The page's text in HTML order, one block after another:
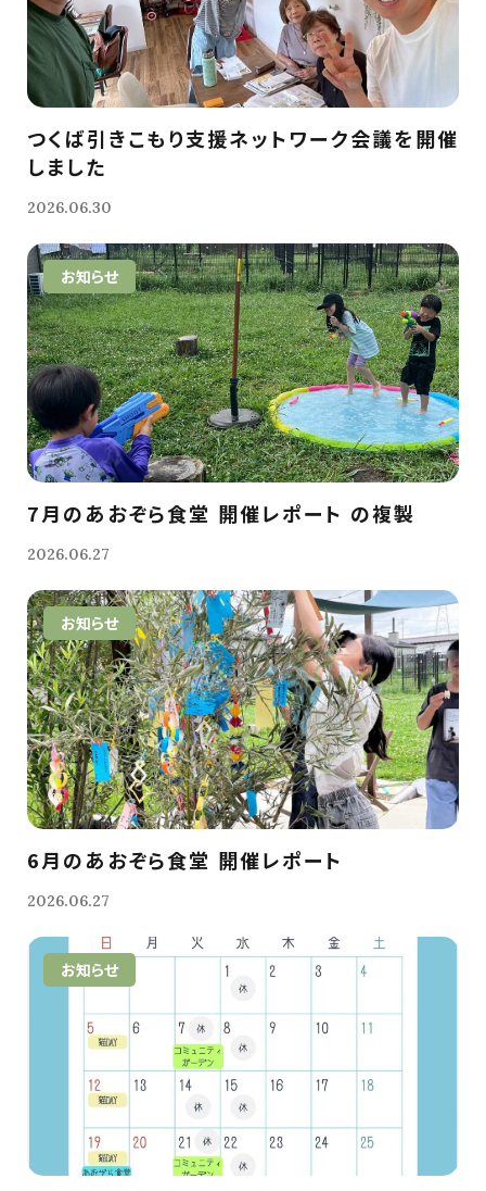
つくば引きこもり支援ネットワーク会議を開催
しました
2026.06.30
お知らせ
7月のあおぞら食堂 開催レポート の複製
2026.06.27
お知らせ
6月のあおぞら食堂 開催レポート
2026.06.27
お知らせ